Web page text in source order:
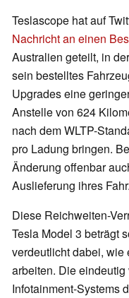
Teslascope hat auf
Nachricht an einen
Australien geteilt, in
sein bestelltes
Upgrades eine
Anstelle von 624
nach dem WLTP-
pro Ladung bringen.
Änderung offenbar
Auslieferung ihres
Diese Reichweiten-
Tesla Model 3 beträgt
verdeutlicht dabei, wie
arbeiten. Die
Infotainment-Systems